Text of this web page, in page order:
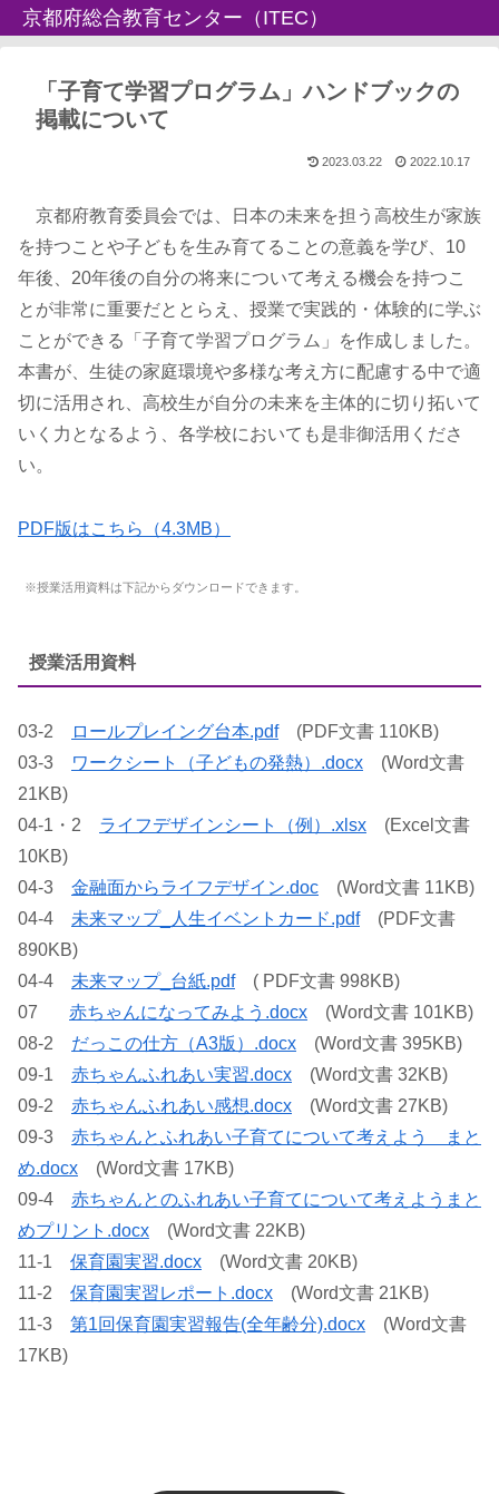
京都府総合教育センター（ITEC）
「子育て学習プログラム」ハンドブックの
掲載について
2023.03.22 2022.10.17
京都府教育委員会では、日本の未来を担う高校生が家族
を持つことや子どもを生み育てることの意義を学び、10
年後、20年後の自分の将来について考える機会を持つこ
とが非常に重要だととらえ、授業で実践的・体験的に学ぶ
ことができる「子育て学習プログラム」を作成しました。
本書が、生徒の家庭環境や多様な考え方に配慮する中で適
切に活用され、高校生が自分の未来を主体的に切り拓いて
いく力となるよう、各学校においても是非御活用くださ
い。
PDF版はこちら（4.3MB）
※授業活用資料は下記からダウンロードできます。
授業活用資料
03-2 ロールプレイング台本.pdf(PDF文書 110KB)
03-3
ワークシート（子どもの発熱）.docx (Word文書
21KB)
04-1・2 ライフデザインシート（例）.xlsx (Excel文書
10KB)
04-3 金融面からライフデザイン.doc (Word文書 11KB)
04-4 未来マップ_人生イベントカード.pdf(PDF文書
890KB)
04-4 未来マップ_台紙.pdf( PDF文書 998KB)
07 赤ちゃんになってみよう.docx (Word文書 101KB)
08-2 だっこの仕方（A3版）.docx (Word文書 395KB)
09-1 赤ちゃんふれあい実習.docx (Word文書 32KB)
09-2 赤ちゃんふれあい感想.docx (Word文書 27KB)
09-3 赤ちゃんとふれあい子育てについて考えよう まと
め.docx (Word文書 17KB)
09-4 赤ちゃんとのふれあい子育てについて考えようまと
めプリント.docx (Word文書 22KB)
11-1 保育園実習.docx (Word文書 20KB)
11-2 保育園実習レポート.docx (Word文書 21KB)
11-3 第1回保育園実習報告(全年齢分).docx (Word文書
17KB)